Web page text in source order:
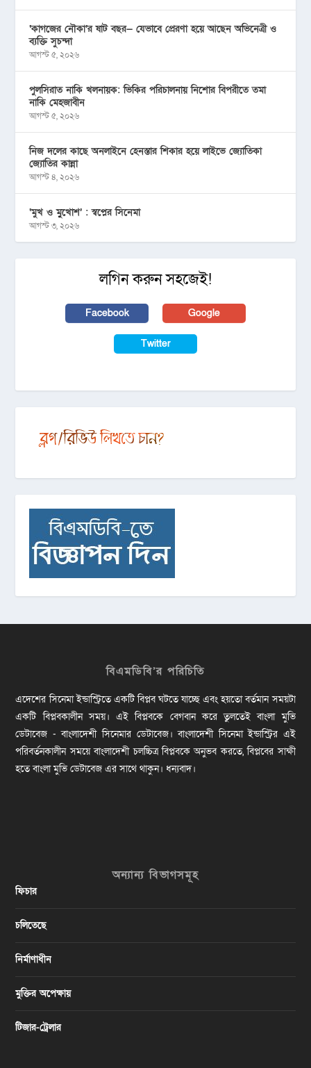
‘কাগজের নৌকা’র ষাট বছর— যেভাবে প্রেরণা হয়ে আছেন অভিনেত্রী ও
ব্যক্তি সুচন্দা
আগস্ট ৫, ২০২৬
পুলসিরাত নাকি খলনায়ক: ভিকির পরিচালনায় নিশোর বিপরীতে তমা
নাকি মেহজাবীন
আগস্ট ৫, ২০২৬
নিজ দলের কাছে অনলাইনে হেনস্তার শিকার হয়ে লাইভে জ্যোতিকা
জ্যোতির কান্না
আগস্ট ৪, ২০২৬
‘মুখ ও মু্খোশ’ : স্বপ্নের সিনেমা
আগস্ট ৩, ২০২৬
লগিন করুন সহজেই!
Facebook Google
Twitter
বিএমডিবি’র পরিচিতি
এদেশের সিনেমা ইন্ডাস্ট্রিতে একটি বিপ্লব ঘটতে যাচ্ছে এবং হয়তো বর্তমান সময়টা
একটি বিপ্লবকালীন সময়। এই বিপ্লবকে বেগবান করে তুলতেই বাংলা মুভি
ডেটাবেজ - বাংলাদেশী সিনেমার ডেটাবেজ। বাংলাদেশী সিনেমা ইন্ডাস্ট্রির এই
পরিবর্তনকালীন সময়ে বাংলাদেশী চলচ্চিত্র বিপ্লবকে অনুভব করতে, বিপ্লবের সাক্ষী
হতে বাংলা মুভি ডেটাবেজ এর সাথে থাকুন। ধন্যবাদ।
অন্যান্য বিভাগসমূহ
ফিচার
চলিতেছে
নির্মাণাধীন
মুক্তির অপেক্ষায়
টিজার-ট্রেলার